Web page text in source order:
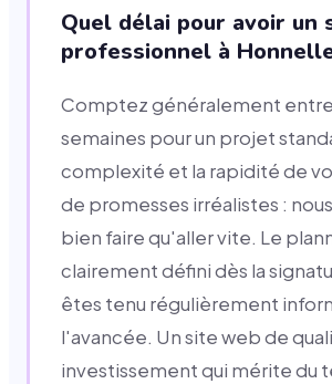
Quel délai pour avoir un
professionnel à
Comptez généralement
semaines pour un projet
complexité et la rapidité de
de promesses irréalistes :
bien faire qu'aller vite. Le
clairement défini dès la
êtes tenu régulièrement
l'avancée. Un site web de
investissement qui mérite du